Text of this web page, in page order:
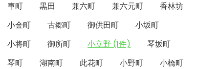
車町
黒田 兼六町 兼六元町
香林坊
小金町
古郷町 御供田町
小坂町
小将町
御所町 小立野 (1件)
琴坂町
琴町
湖南町 此花町 小野町
小橋町